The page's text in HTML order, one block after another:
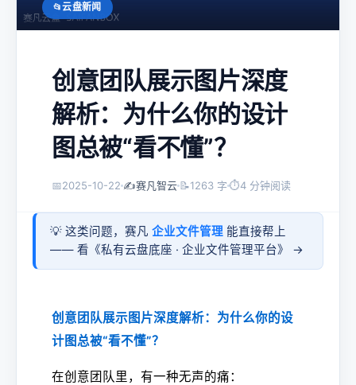
云盘新闻
创意团队展示图片深度
解析：为什么你的设计
图总被“看不懂”？
📅2025-10-22 ✍️赛凡智云 📝1263 字 ⏱4 分钟阅读
💡 这类问题，赛凡 企业文件管理 能直接帮上
—— 看《私有云盘底座 · 企业文件管理平台》 →
创意团队展示图片深度解析：为什么你的设
计图总被“看不懂”？
在创意团队里，有一种无声的痛：